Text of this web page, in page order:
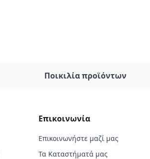
Ποικιλία προϊόντων
Επικοινωνία
Επικοινωνήστε μαζί μας
Τα Καταστήματά μας